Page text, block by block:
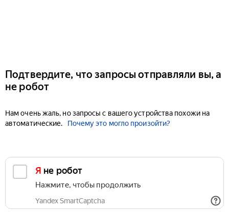
Подтвердите, что запросы отправляли вы, а
не робот
Нам очень жаль, но запросы с вашего устройства похожи на
автоматические.
Почему это могло произойти?
Я не робот
Нажмите, чтобы продолжить
Yandex SmartCaptcha